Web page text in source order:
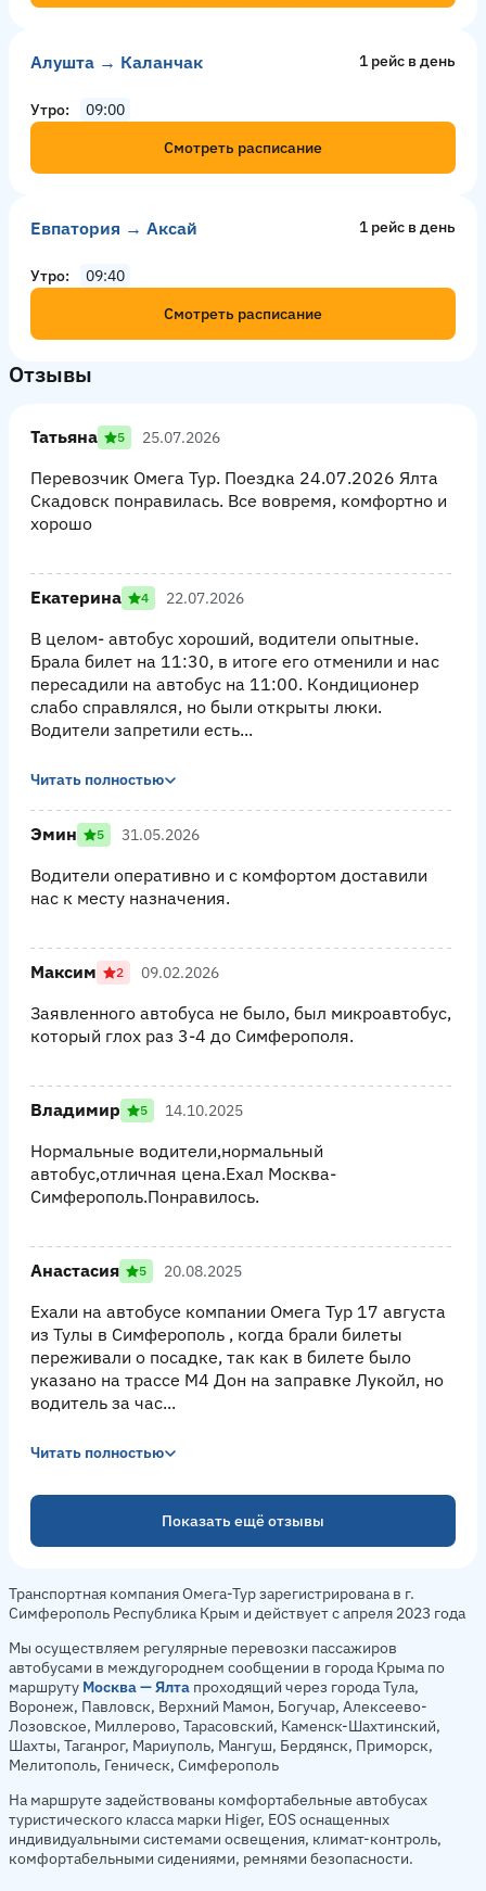
Алушта → Каланчак 1 рейс в день
Утро
09:00
Смотреть расписание
Евпатория → Аксай 1 рейс в день
Утро
09:40
Смотреть расписание
Отзывы
Татьяна 5 25.07.2026
Перевозчик Омега Тур. Поездка 24.07.2026 Ялта
Скадовск понравилась. Все вовремя, комфортно и
хорошо
Екатерина 4 22.07.2026
В целом- автобус хороший, водители опытные.
Брала билет на 11:30, в итоге его отменили и нас
пересадили на автобус на 11:00. Кондиционер
слабо справлялся, но были открыты люки.
Водители запретили есть...
Читать полностью
Эмин 5 31.05.2026
Водители оперативно и с комфортом доставили
нас к месту назначения.
Максим 2 09.02.2026
Заявленного автобуса не было, был микроавтобус,
который глох раз 3-4 до Симферополя.
Владимир 5 14.10.2025
Нормальные водители,нормальный
автобус,отличная цена.Ехал Москва-
Симферополь.Понравилось.
Анастасия 5 20.08.2025
Ехали на автобусе компании Омега Тур 17 августа
из Тулы в Симферополь , когда брали билеты
переживали о посадке, так как в билете было
указано на трассе М4 Дон на заправке Лукойл, но
водитель за час...
Читать полностью
Показать ещё отзывы
Транспортная компания Омега-Тур зарегистрирована в г.
Симферополь Республика Крым и действует с апреля 2023 года
Мы осуществляем регулярные перевозки пассажиров
автобусами в междугороднем сообщении в города Крыма по
маршруту Москва — Ялта проходящий через города Тула,
Воронеж, Павловск, Верхний Мамон, Богучар, Алексеево-
Лозовское, Миллерово, Тарасовский, Каменск-Шахтинский,
Шахты, Таганрог, Мариуполь, Мангуш, Бердянск, Приморск,
Мелитополь, Геническ, Симферополь
На маршруте задействованы комфортабельные автобусах
туристического класса марки Higer, EOS оснащенных
индивидуальными системами освещения, климат-контроль,
комфортабельными сидениями, ремнями безопасности.